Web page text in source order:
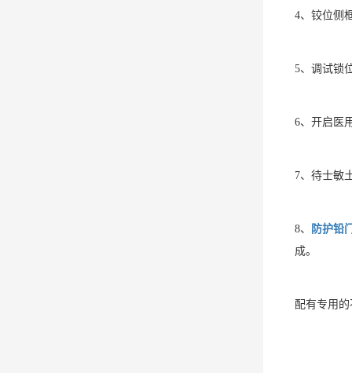
4、铰位侧
5、调试锁
6、开启医
7、待士敏
8、 防护铅门
成。
配有专用